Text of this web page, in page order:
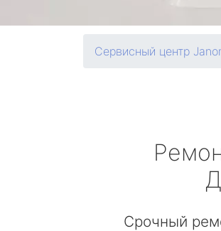
Сервисный центр
Срочный